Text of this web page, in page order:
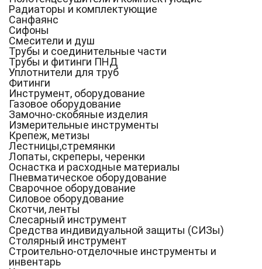
Радиаторы и комплектующие
Санфаянс
Сифоны
Смесители и душ
Трубы и соединительные части
Трубы и фитинги ПНД
Уплотнители для труб
Фитинги
Инструмент, оборудование
Газовое оборудование
Замочно-скобяные изделия
Измерительные инструменты
Крепеж, метизы
Лестницы,стремянки
Лопаты, скреперы, черенки
Оснастка и расходные материалы
Пневматическое оборудование
Сварочное оборудование
Силовое оборудование
Скотчи, ленты
Слесарный инструмент
Средства индивидуальной защиты (СИЗы)
Столярный инструмент
Строительно-отделочные инструменты и
инвентарь